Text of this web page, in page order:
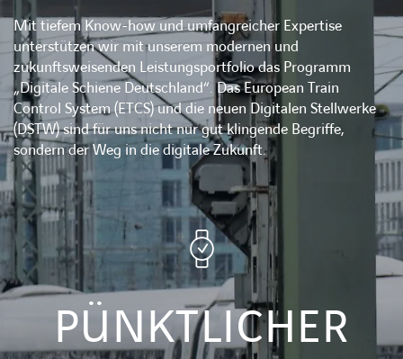
Mit tiefem Know-how und umfangreicher Expertise
unterstützen wir mit unserem modernen und
zukunftsweisenden Leistungsportfolio das Programm
„Digitale Schiene Deutschland“. Das European Train
Control System (ETCS) und die neuen Digitalen Stellwerke
(DSTW) sind für uns nicht nur gut klingende Begriffe,
sondern der Weg in die digitale Zukunft.
PÜNKTLICHER